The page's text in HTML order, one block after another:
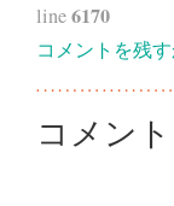
line6170
コメントを残
コメン